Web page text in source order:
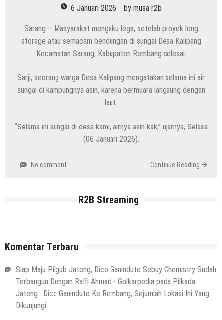
6 Januari 2026 by musa r2b
Sarang – Masyarakat mengaku lega, setelah proyek long
storage atau semacam bendungan di sungai Desa Kalipang
Kecamatan Sarang, Kabupaten Rembang selesai.
Sarji, seorang warga Desa Kalipang mengatakan selama ini air
sungai di kampungnya asin, karena bermuara langsung dengan
laut.
“Selama ini sungai di desa kami, airnya asin kak,” ujarnya, Selasa
(06 Januari 2026).
No comment Continue Reading
R2B Streaming
Komentar Terbaru
Siap Maju Pilgub Jateng, Dico Ganinduto Sebuy Chemistry Sudah
Terbangun Dengan Raffi Ahmad - Golkarpedia pada Pilkada
Jateng : Dico Ganinduto Ke Rembang, Sejumlah Lokasi Ini Yang
Dikunjungi